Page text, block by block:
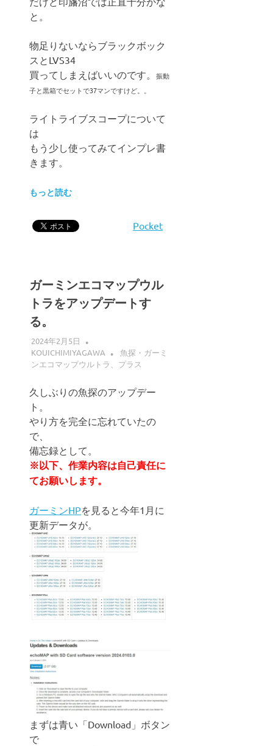
と。
物足りないならブラックボック
スとLVS34
買ってしまえばいいのです。
振動
子と黒箱でセットで37マンですけど。。
ライトライブスコープについて
は
もう少し使ってみてインプレ書
きます。
もっと読む
Pocket
ガーミンエコマップウル
トラをアップデートす
る。
2024年2月5日
KOUICHIMIYAGAWA
魚探・ガーミ
ンエコマップウルトラ、プラス
久しぶりの魚探のアップデー
ト。
やり方を完全に忘れていたの
で、
備忘録として。
※以下、作業内容は自己責任に
てお願いします。
ガーミンHPを見ると今年1月に
更新データが。
まずは青い「Download」ボタン
で